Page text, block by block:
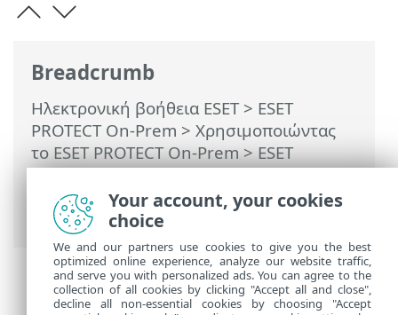
Breadcrumb
Ηλεκτρονική βοήθεια ESET> ESET
PROTECT On-Prem > Χρησιμοποιώντας
το ESET PROTECT On-Prem>ESET
PROTECT On-Prem Κύριο μενού>
Εργασίες
>Εργασίες διακομιστή>
Συγχρονισμός χρήστη
Your account, your cookies
choice
We and our partners use cookies to give you the best
optimized online experience, analyze our website traffic,
and serve you with personalized ads. You can agree to the
collection of all cookies by clicking "Accept all and close",
decline all non-essential cookies by choosing "Accept